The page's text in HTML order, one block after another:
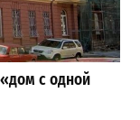
с одной